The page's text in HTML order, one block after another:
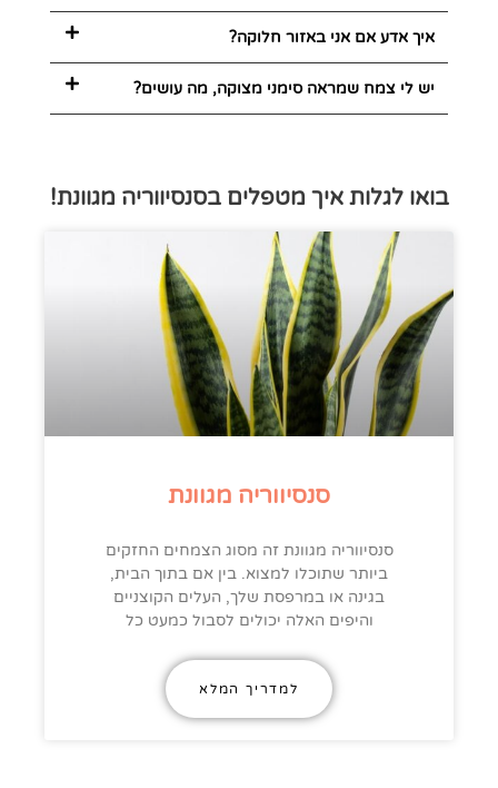
איך אדע אם אני באזור חלוקה?
יש לי צמח שמראה סימני מצוקה, מה עושים?
בואו לגלות איך מטפלים בסנסיווריה מגוונת!
סנסיווריה מגוונת
סנסיווריה מגוונת זה מסוג הצמחים החזקים
ביותר שתוכלו למצוא. בין אם בתוך הבית,
בגינה או במרפסת שלך, העלים הקוצניים
והיפים האלה יכולים לסבול כמעט כל
למדריך המלא